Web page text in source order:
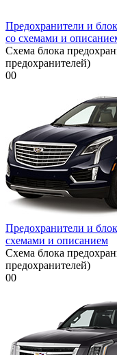
Предохранители и
со схемами и
Схема блока
предохранителей)
00
Предохранители и
схемами и описанием
Схема блока
предохранителей)
00